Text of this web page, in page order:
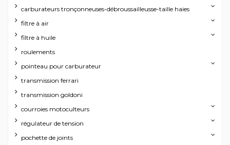
carburateurs tronçonneuses-débroussailleusse-taille haies
filtre à air
filtre à huile
roulements
pointeau pour carburateur
transmission ferrari
transmission goldoni
courroies motoculteurs
régulateur de tension
pochette de joints